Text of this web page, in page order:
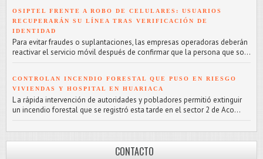
OSIPTEL FRENTE A ROBO DE CELULARES: USUARIOS
RECUPERARÁN SU LÍNEA TRAS VERIFICACIÓN DE
IDENTIDAD
Para evitar fraudes o suplantaciones, las empresas operadoras deberán
reactivar el servicio móvil después de confirmar que la persona que so...
CONTROLAN INCENDIO FORESTAL QUE PUSO EN RIESGO
VIVIENDAS Y HOSPITAL EN HUARIACA
L a rápida intervención de autoridades y pobladores permitió extinguir
un incendio forestal que se registró esta tarde en el sector 2 de Aco...
CONTACTO